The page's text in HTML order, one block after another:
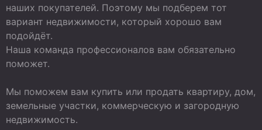
наших покупателей. Поэтому мы подберем тот
вариант недвижимости, который хорошо вам
подойдёт.
Наша команда профессионалов вам обязательно
поможет.
Мы поможем вам купить или продать квартиру, дом,
земельные участки, коммерческую и загородную
недвижимость.